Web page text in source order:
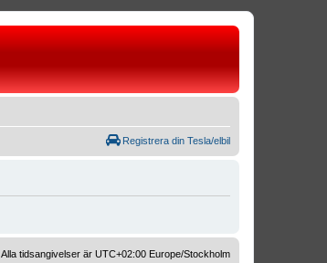
Registrera din Tesla/elbil
Alla tidsangivelser är UTC+02:00 Europe/Stockholm